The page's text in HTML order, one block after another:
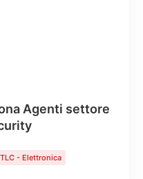
Agenti settore
- Elettronica